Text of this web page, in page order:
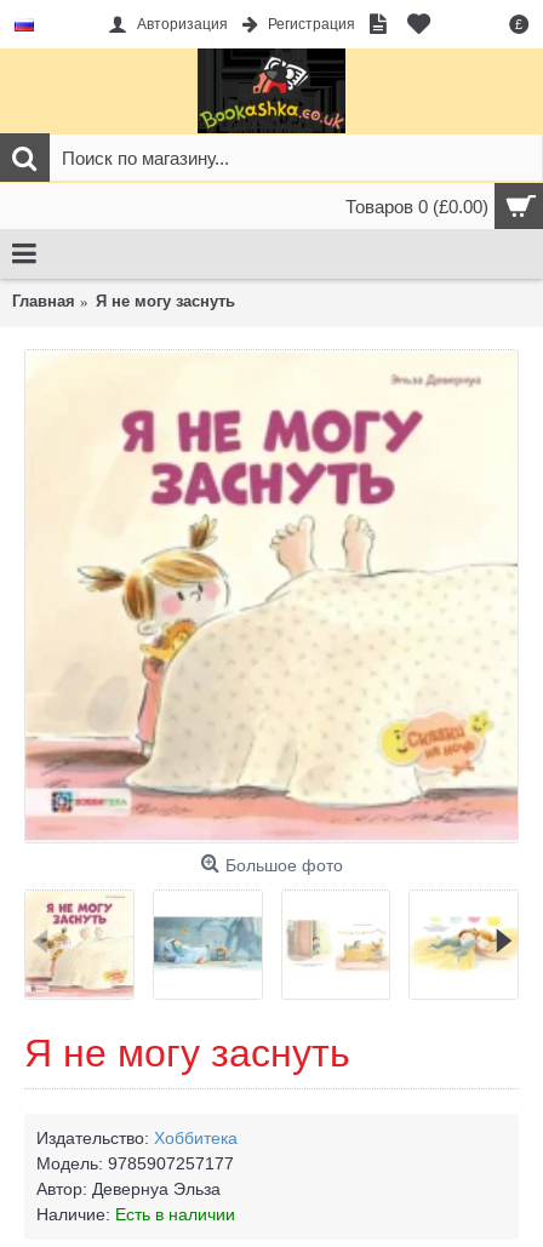
£
Авторизация Регистрация
Товаров 0 (£0.00)
Главная Я не могу заснуть
Большое фото
Я не могу заснуть
Издательство: Хоббитека
Модель: 9785907257177
Автор: Девернуа Эльза
Наличие: Есть в наличии